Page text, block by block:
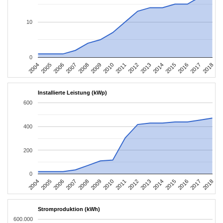
2004200520062007 2008200920102011201220132014201520162017 2018
0
10
Installierte Leistung (kWp)
2004200520062007 2008200920102011201220132014201520162017 2018
0
200
400
600
Stromproduktion (kWh)
600.000